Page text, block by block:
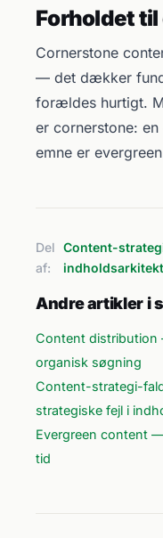
Forholdet
Cornerstone
— det dækker
forældes hurtigt.
er cornerstone:
emne er
Del
af:
Content-
Andre artikler i
Content distribution
organisk søgning
Content-strategi-
strategiske fejl i
Evergreen content
tid